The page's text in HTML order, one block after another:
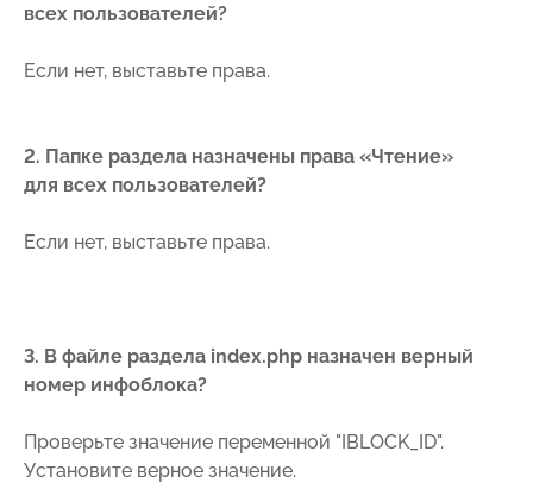
всех пользователей?
Если нет, выставьте права.
2. Папке раздела назначены права «Чтение»
для всех пользователей?
Если нет, выставьте права.
3. В файле раздела index.php назначен верный
номер инфоблока?
Проверьте значение переменной "IBLOCK_ID".
Установите верное значение.